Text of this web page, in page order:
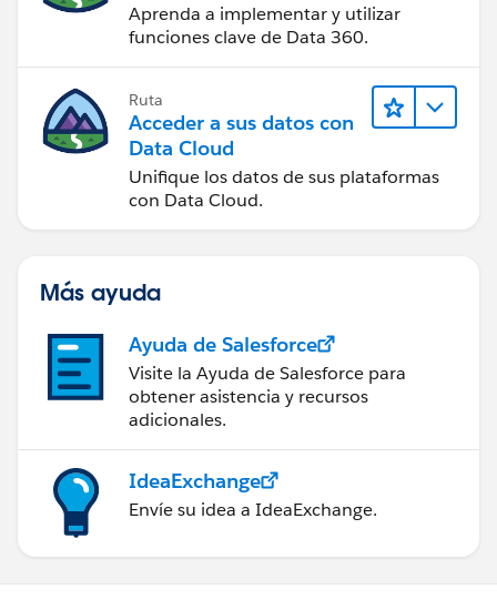
Aprenda a implementar y utilizar
funciones clave de Data 360.
Ruta
Acceder a sus datos con
Data Cloud
Unifique los datos de sus plataformas
con Data Cloud.
Más ayuda
Ayuda de Salesforce
Visite la Ayuda de Salesforce para
obtener asistencia y recursos
adicionales.
IdeaExchange
Envíe su idea a IdeaExchange.